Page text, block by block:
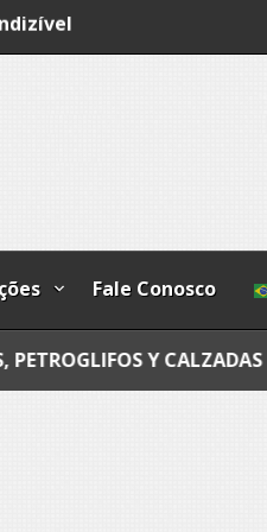
Fale Conosco
Y CALZADAS COSMOS